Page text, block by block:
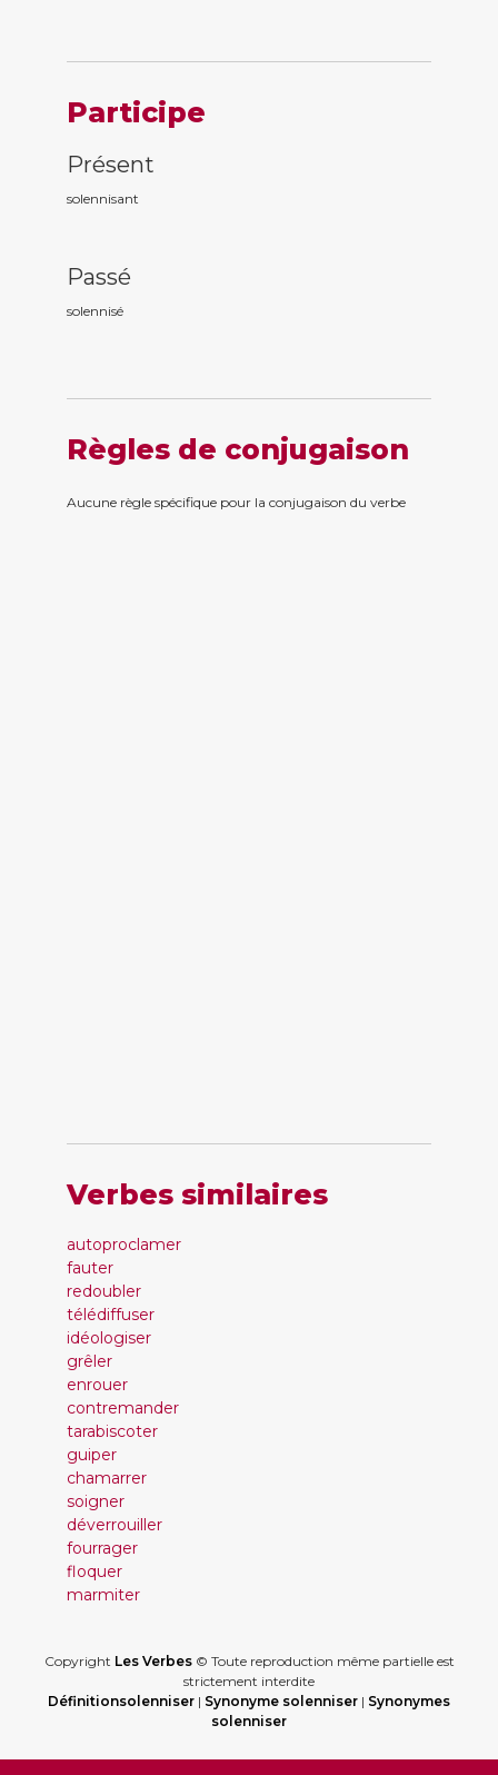
Participe
Présent
solennisant
Passé
solennisé
Règles de conjugaison
Aucune règle spécifique pour la conjugaison du verbe
Verbes similaires
autoproclamer
fauter
redoubler
télédiffuser
idéologiser
grêler
enrouer
contremander
tarabiscoter
guiper
chamarrer
soigner
déverrouiller
fourrager
floquer
marmiter
Copyright Les Verbes© Toute reproduction même partielle est
strictement interdite
Définitionsolenniser | Synonyme solenniser | Synonymes
solenniser